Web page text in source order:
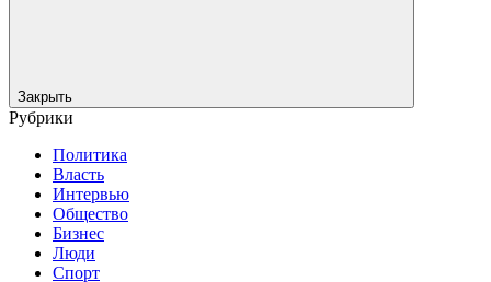
Закрыть
Рубрики
Политика
Власть
Интервью
Общество
Бизнес
Люди
Спорт